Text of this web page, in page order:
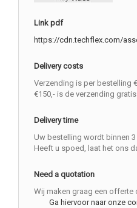
Link pdf
https://cdn.techflex.com/
Delivery costs
Verzending is per bestelling
€150,- is de verzending
Delivery time
Uw bestelling wordt binnen
Heeft u spoed, laat het ons
Need a quotation
Wij maken graag een offerte
Ga hiervoor naar onze